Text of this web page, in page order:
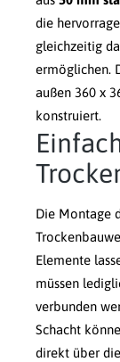
die
gleichzeitig
ermöglichen.
außen 360 x
konstruiert.
Die Montage
Elemente
müssen
verbunden
Schacht
direkt über